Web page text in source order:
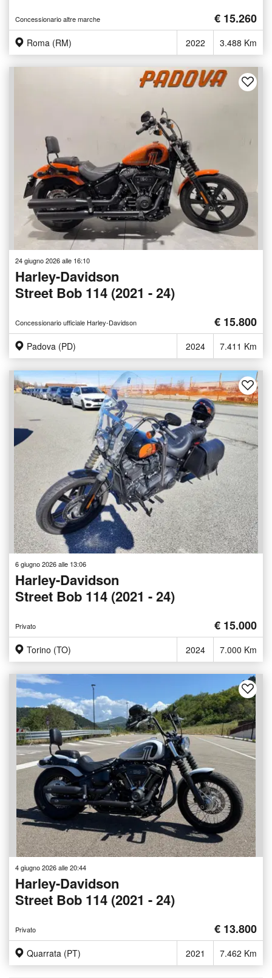
Concessionario altre marche € 15.260
Roma (RM) 2022 3.488 Km
24 giugno 2026 alle 16:10
Harley-Davidson
Street Bob 114 (2021 - 24)
Concessionario ufficiale Harley-Davidson € 15.800
Padova (PD) 2024 7.411 Km
6 giugno 2026 alle 13:06
Harley-Davidson
Street Bob 114 (2021 - 24)
Privato € 15.000
Torino (TO) 2024 7.000 Km
4 giugno 2026 alle 20:44
Harley-Davidson
Street Bob 114 (2021 - 24)
Privato € 13.800
Quarrata (PT) 2021 7.462 Km